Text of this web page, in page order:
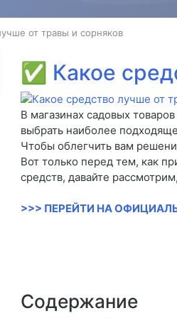
от травы и сорняков
✅ Какое
В магазинах садовых
выбрать наиболее
Чтобы облегчить вам
Вот только перед тем, как
средств, давайте
>>> ПЕРЕЙТИ НА
Содержание